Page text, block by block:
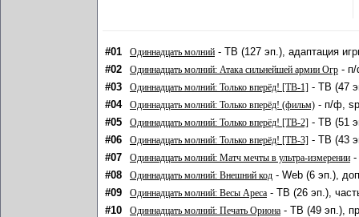
#01 Одиннадцать молний - ТВ (127 эп.), адаптация
#02
Одиннадцать молний: Атака сильнейшей армии Огр - п/
#03
Одиннадцать молний: Только вперёд! [ТВ-1] - ТВ (47
#04
Одиннадцать молний: Только вперёд! (фильм) - п/ф,
#05
Одиннадцать молний: Только вперёд! [ТВ-2] - ТВ (51
#06
Одиннадцать молний: Только вперёд! [ТВ-3] - ТВ (43
#07
Одиннадцать молний: Матч мечты в ультра-измерении -
#08
Одиннадцать молний: Внешний код - Web (6 эп.),
#09
Одиннадцать молний: Весы Ареса - ТВ (26 эп.),
#10
Одиннадцать молний: Печать Ориона - ТВ (49 эп.),